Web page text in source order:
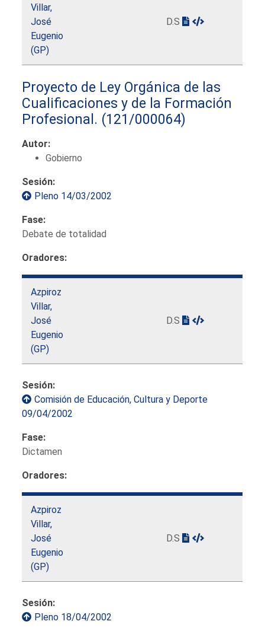
Villar,
José
Eugenio
(GP)
D.S
Proyecto de Ley Orgánica de las
Cualificaciones y de la Formación
Profesional. (121/000064)
Autor:
Gobierno
Sesión:
Pleno 14/03/2002
Fase:
Debate de totalidad
Oradores:
Azpiroz
Villar,
José
Eugenio
(GP)
D.S
Sesión:
Comisión de Educación, Cultura y Deporte
09/04/2002
Fase:
Dictamen
Oradores:
Azpiroz
Villar,
José
Eugenio
(GP)
D.S
Sesión:
Pleno 18/04/2002